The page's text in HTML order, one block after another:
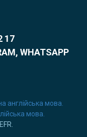
17
WHATSAPP
англійська мова.
мова.